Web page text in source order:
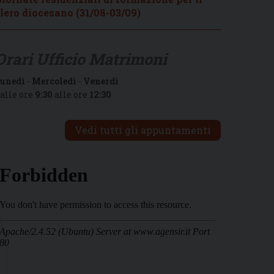
diocesano (31/08-03/09)
- Mercoledì - Venerdì
ore 9:30 alle ore 12:30
Vedi tutti gli appuntamenti